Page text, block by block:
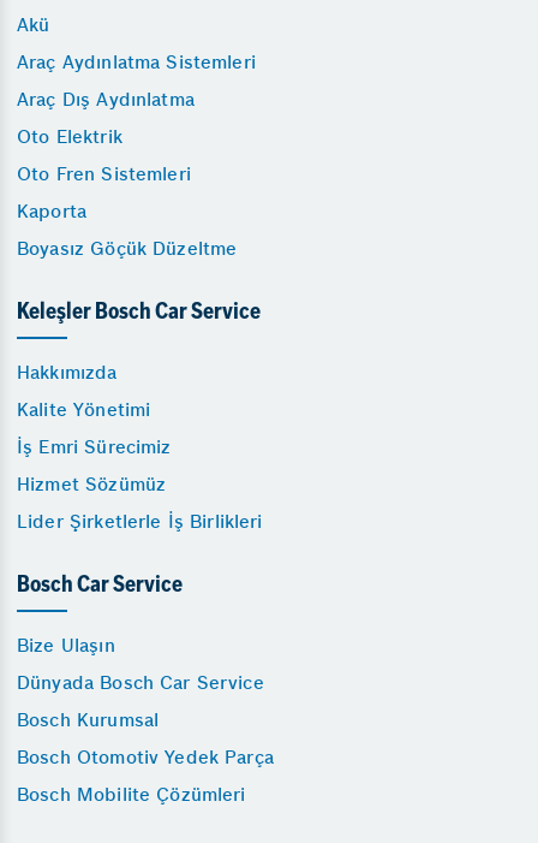
Akü
Araç Aydınlatma Sistemleri
Araç Dış Aydınlatma
Oto Elektrik
Oto Fren Sistemleri
Kaporta
Boyasız Göçük Düzeltme
Keleşler Bosch Car Service
Hakkımızda
Kalite Yönetimi
İş Emri Sürecimiz
Hizmet Sözümüz
Lider Şirketlerle İş Birlikleri
Bosch Car Service
Bize Ulaşın
Dünyada Bosch Car Service
Bosch Kurumsal
Bosch Otomotiv Yedek Parça
Bosch Mobilite Çözümleri